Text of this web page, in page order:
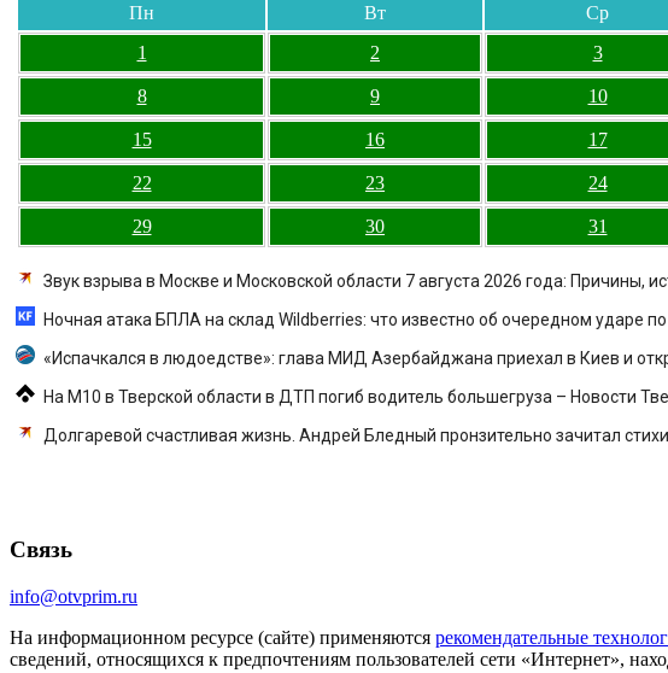
Пн Вт Ср
1
2 3
8 9 10
15 16 17
22 23 24
29 30 31
Звук взрыва в Москве и Московской области 7 августа 2026 года: Причины,
Ночная атака БПЛА на склад Wildberries: что известно об очередном ударе
«Испачкался в людоедстве»: глава МИД Азербайджана приехал в Киев и
На М10 в Тверской области в ДТП погиб водитель большегруза – Новости
Долгаревой счастливая жизнь. Андрей Бледный пронзительно зачитал
Связь
info@otvprim.ru
На информационном ресурсе (сайте) применяются рекомендательные
сведений, относящихся к предпочтениям пользователей сети «Интернет»,